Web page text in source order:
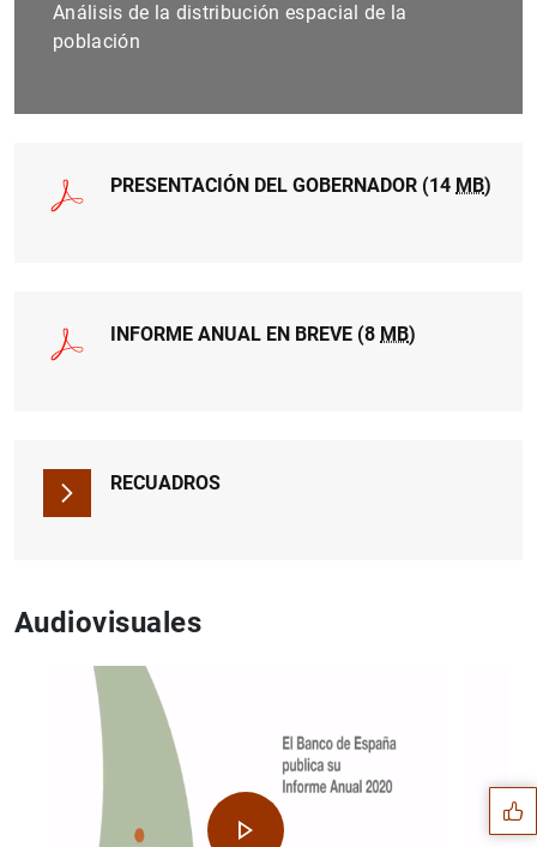
Análisis de la distribución espacial de la
población
PRESENTACIÓN DEL GOBERNADOR (14 MB)
INFORME ANUAL EN BREVE (8 MB)
RECUADROS
Audiovisuales
Sugerencias